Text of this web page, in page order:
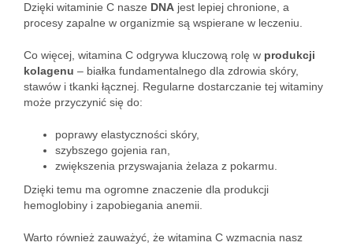
Dzięki witaminie C nasze DNA jest lepiej chronione, a
procesy zapalne w organizmie są wspierane w leczeniu.
Co więcej, witamina C odgrywa kluczową rolę w produkcji
kolagenu – białka fundamentalnego dla zdrowia skóry,
stawów i tkanki łącznej. Regularne dostarczanie tej witaminy
może przyczynić się do:
poprawy elastyczności skóry,
szybszego gojenia ran,
zwiększenia przyswajania żelaza z pokarmu.
Dzięki temu ma ogromne znaczenie dla produkcji
hemoglobiny i zapobiegania anemii.
Warto również zauważyć, że witamina C wzmacnia nasz